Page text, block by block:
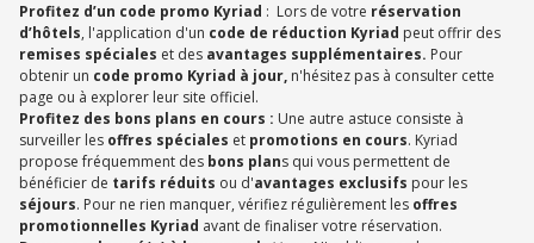
Profitez d’un code promo Kyriad : Lors de votre réservation
d’hôtels, l'application d'un code de réduction Kyriad peut offrir des
remises spéciales et des avantages supplémentaires. Pour
obtenir un code promo Kyriad à jour, n'hésitez pas à consulter cette
page ou à explorer leur site officiel.
Profitez des bons plans en cours : Une autre astuce consiste à
surveiller les offres spéciales et promotions en cours. Kyriad
propose fréquemment des bons plans qui vous permettent de
bénéficier de tarifs réduits ou d'avantages exclusifs pour les
séjours. Pour ne rien manquer, vérifiez régulièrement les offres
promotionnelles Kyriad avant de finaliser votre réservation.